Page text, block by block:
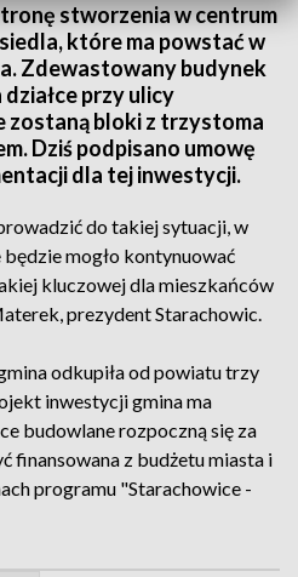
stworzenia w centrum
które ma powstać w
Zdewastowany budynek
przy ulicy
zostaną bloki z trzystoma
Dziś podpisano umowę
dla tej inwestycji.
do takiej sytuacji, w
mogło kontynuować
kluczowej dla mieszkańców
prezydent Starachowic.
odkupiła od powiatu trzy
inwestycji gmina ma
budowlane rozpoczną się za
finansowana z budżetu miasta i
programu "Starachowice -